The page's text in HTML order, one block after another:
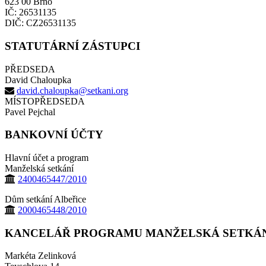
IČ: 26531135
DIČ: CZ26531135
STATUTÁRNÍ ZÁSTUPCI
PŘEDSEDA
David Chaloupka
david.chaloupka@setkani.org
MÍSTOPŘEDSEDA
Pavel Pejchal
BANKOVNÍ ÚČTY
Hlavní účet a program
Manželská setkání
2400465447/2010
Dům setkání Albeřice
2000465448/2010
KANCELÁŘ PROGRAMU MANŽELSKÁ
Markéta Zelinková